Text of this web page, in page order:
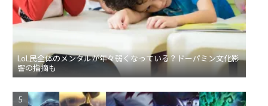
LoL民全体のメンタルが年々弱くなっている？ドーパミン文化影
響の指摘も